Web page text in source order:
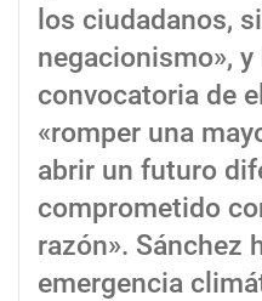
los ciudadanos,
negacionismo»,
convocatoria de
«romper una
abrir un futuro
comprometido
razón». Sánchez
emergencia